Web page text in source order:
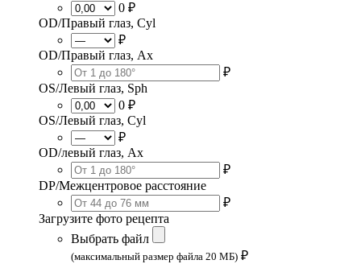
0 ₽
OD/Правый глаз, Cyl
₽
OD/Правый глаз, Ax
₽
OS/Левый глаз, Sph
0 ₽
OS/Левый глаз, Cyl
₽
OD/левый глаз, Ax
₽
DP/Межцентровое расстояние
₽
Загрузите фото рецепта
Выбрать файл
(максимальный размер файла 20 МБ) ₽